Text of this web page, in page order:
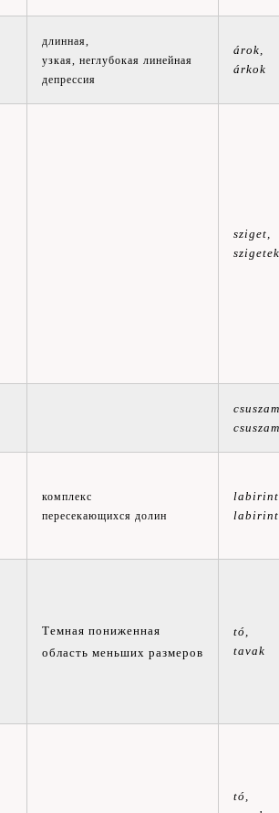
длинная,
узкая, неглубокая линейная
депрессия
árok,
árkok
sziget,
szigetek
комплекс
пересекающихся долин
Темная пониженная
область меньших размеров
tó,
tavak
tó,